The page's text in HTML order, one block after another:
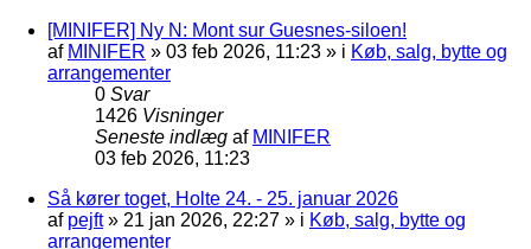
[MINIFER] Ny N: Mont sur Guesnes-siloen!
af MINIFER » 03 feb 2026, 11:23 » i Køb, salg, bytte og
arrangementer
0 Svar
1426 Visninger
Seneste indlæg af MINIFER
03 feb 2026, 11:23
Så kører toget, Holte 24. - 25. januar 2026
af pejft» 21 jan 2026, 22:27 » i Køb, salg, bytte og
arrangementer